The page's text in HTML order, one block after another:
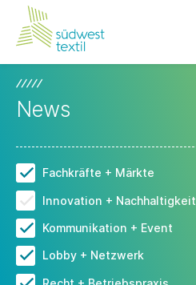
News
Fachkräfte + Märkte
Innovation + Nachhaltigkeit
Kommunikation + Event
Lobby + Netzwerk